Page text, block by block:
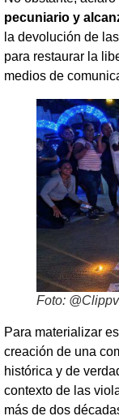
pecuniario y
la devolución de
para restaurar la
medios de
Foto:
Para materializar
creación de una
histórica y de
contexto de las
más de dos